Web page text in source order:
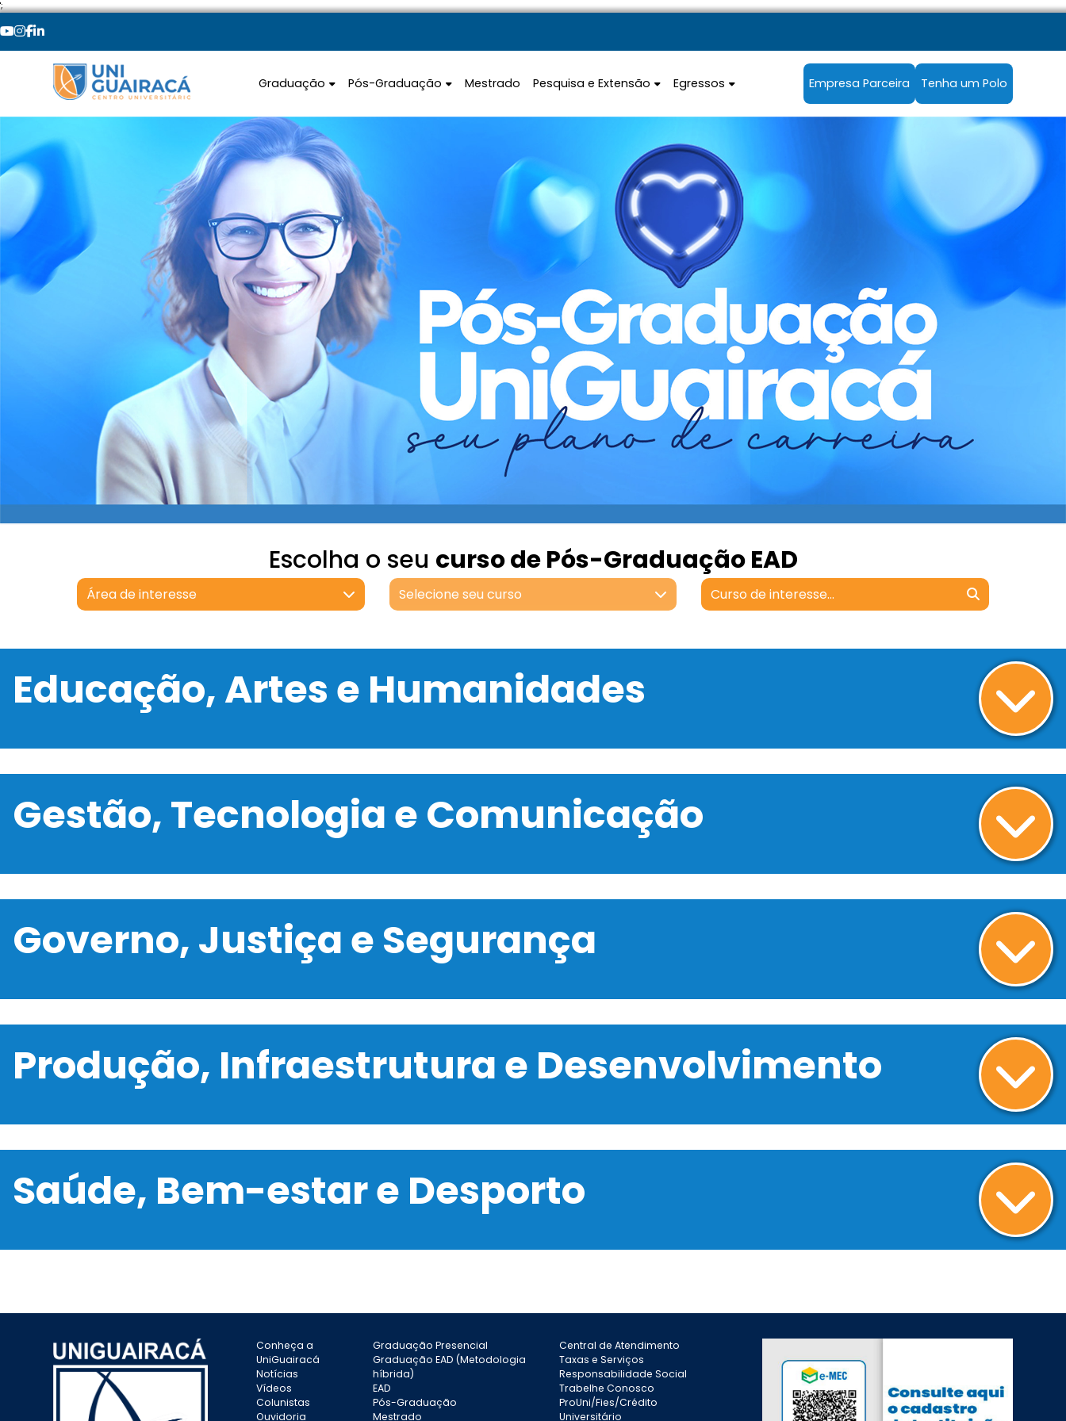
';
Graduação Pós-Graduação Mestrado Pesquisa e Extensão Egressos Empresa Parceira Tenha um Polo
Escolha o seu curso de Pós-Graduação EAD
Área de interesse Selecione seu curso
Educação, Artes e Humanidades
Gestão, Tecnologia e Comunicação
Governo, Justiça e Segurança
Produção, Infraestrutura e Desenvolvimento
Saúde, Bem-estar e Desporto
Conheça a
UniGuairacá
Notícias
Vídeos
Colunistas
Ouvidoria
Graduação Presencial
Graduação EAD (Metodologia
híbrida)
EAD
Pós-Graduação
Mestrado
Central de Atendimento
Taxas e Serviços
Responsabilidade Social
Trabelhe Conosco
ProUni/Fies/Crédito
Universitário